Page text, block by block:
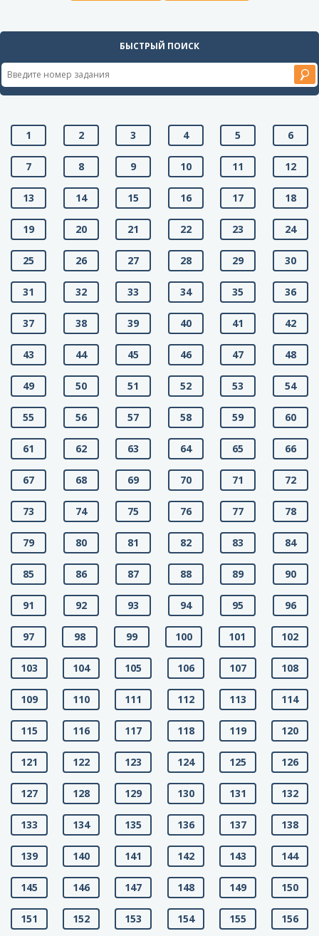
БЫСТРЫЙ ПОИСК
1 2 3 4 5 6
7 8 9 10 11 12
13 14 15 16 17 18
19 20 21 22 23 24
25 26 27 28 29 30
31 32 33 34 35 36
37 38 39 40 41 42
43 44 45 46 47 48
49 50 51 52 53 54
55 56 57 58 59 60
61 62 63 64 65 66
67 68 69 70 71 72
73 74 75 76 77 78
79 80 81 82 83 84
85 86 87 88 89 90
91 92 93 94 95 96
97 98 99 100 101 102
103 104 105 106 107 108
109 110 111 112 113 114
115 116 117 118 119 120
121 122 123 124 125 126
127 128 129 130 131 132
133 134 135 136 137 138
139 140 141 142 143 144
145 146 147 148 149 150
151 152 153 154 155 156